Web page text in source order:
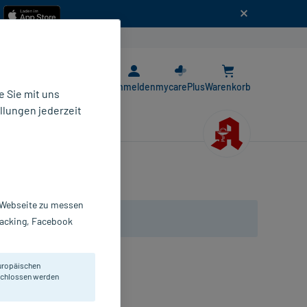
AnmeldenmycarePlusWarenkorb
Sie mit uns
jederzeit
zu messen
Facebook
werden